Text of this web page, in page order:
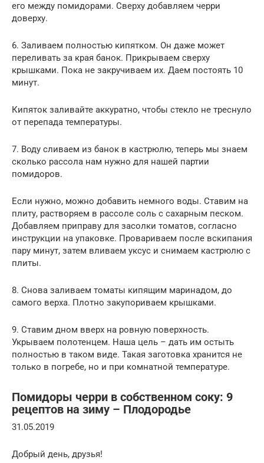
его между помидорами. Сверху добавляем черри
доверху.
6. Заливаем полностью кипятком. Он даже может
переливать за края банок. Прикрываем сверху
крышками. Пока не закручиваем их. Даем постоять 10
минут.
Кипяток заливайте аккуратно, чтобы стекло не треснуло
от перепада температуры.
7. Воду сливаем из банок в кастрюлю, теперь мы знаем
сколько рассола нам нужно для нашей партии
помидоров.
Если нужно, можно добавить немного воды. Ставим на
плиту, растворяем в рассоле соль с сахарным песком.
Добавляем приправу для засолки томатов, согласно
инструкции на упаковке. Провариваем после вскипания
пару минут, затем вливаем уксус и снимаем кастрюлю с
плиты.
8. Снова заливаем томаты кипящим маринадом, до
самого верха. Плотно закупориваем крышками.
9. Ставим дном вверх на ровную поверхность.
Укрываем полотенцем. Наша цель – дать им остыть
полностью в таком виде. Такая заготовка хранится не
только в погребе, но и при комнатной температуре.
Помидоры черри в собственном соку: 9
рецептов на зиму – Плодородье
31.05.2019
Добрый день, друзья!